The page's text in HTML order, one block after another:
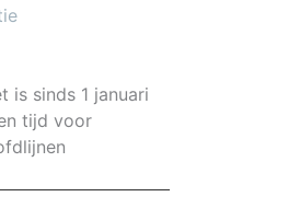
is sinds 1 januari
tijd voor